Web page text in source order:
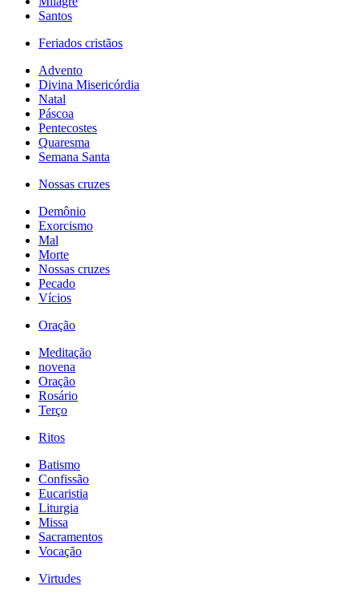
Santos
Feriados cristãos
Advento
Divina Misericórdia
Natal
Páscoa
Pentecostes
Quaresma
Semana Santa
Nossas cruzes
Demônio
Exorcismo
Mal
Morte
Nossas cruzes
Pecado
Vícios
Oração
Meditação
novena
Oração
Rosário
Terço
Ritos
Batismo
Confissão
Eucaristia
Liturgia
Missa
Sacramentos
Vocação
Virtudes